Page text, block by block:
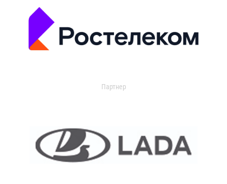
Партнер